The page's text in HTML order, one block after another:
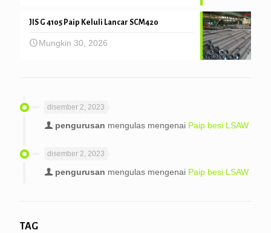
JIS G 4105 Paip Keluli Lancar SCM420
Mungkin 30, 2026
disember 2, 2023
pengurusan mengulas mengenai Paip besi LSAW
disember 2, 2023
pengurusan mengulas mengenai Paip besi LSAW
TAG